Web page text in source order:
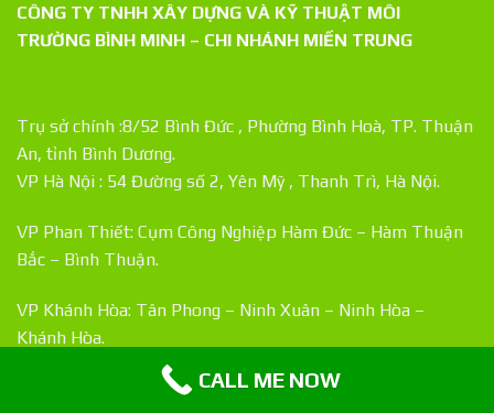
CÔNG TY TNHH XÂY DỰNG VÀ KỸ THUẬT MÔI
TRƯỜNG BÌNH MINH – CHI NHÁNH MIỀN TRUNG
Trụ sở chính :8/52 Bình Đức , Phường Bình Hoà, TP. Thuận
An, tỉnh Bình Dương.
VP Hà Nội : 54 Đường số 2, Yên Mỹ , Thanh Trì, Hà Nội.
VP Phan Thiết: Cụm Công Nghiệp Hàm Đức – Hàm Thuận
Bắc – Bình Thuận.
VP Khánh Hòa: Tân Phong – Ninh Xuân – Ninh Hòa –
Khánh Hòa.
Email: kythuat.bme@gmail.com – website
CALL ME NOW